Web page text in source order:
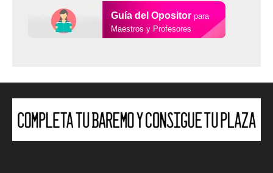
Guía del Opositor para
Maestros y Profesores